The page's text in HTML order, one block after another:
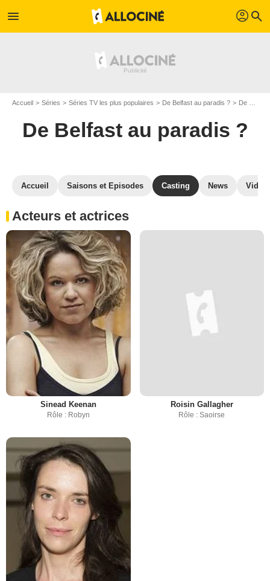
menu profil search
Accueil Séries Séries TV les plus populaires De Belfast au paradis ? De Belfast au paradis ? S01
De Belfast au paradis ?
Accueil Saisons et Episodes Casting News
Acteurs et actrices
Sinead Keenan
Rôle : Robyn
Roisin Gallagher
Rôle : Saoirse